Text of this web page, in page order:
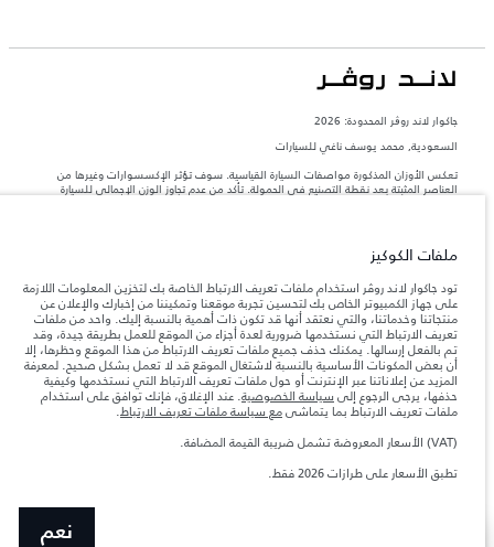
جاكوار لاند روڨر المحدودة: 2026
السعودية, محمد يوسف ناغي للسيارات
تعكس الأوزان المذكورة مواصفات السيارة القياسية. سوف تؤثر الإكسسوارات وغيرها من
العناصر المثبتة بعد نقطة التصنيع في الحمولة. تأكد من عدم تجاوز الوزن الإجمالي للسيارة
المعلومات والمواصفات والأسعار والألوان المذكورة على هذا الموقع قد تختلف من بلد إلى
آخر، كما أنّها قد تتغير بدون إشعار مسبق. الرجاء التواصل مع وكيلنا المحلي للتأكد من توفّرها
والتحقق من الأسعار.
ملاحظة مهمة حول الصور والمواصفات.إن النقص العالمي في أشباه الموصلات يؤثر حاليًا
في مواصفات تصميم السيارات وتوفر الخيارات وتوقيتات التصاميم. هذا ظرف ديناميكي
للغاية، ونتيجة لذلك، قد لا تمثّل الصور المستخدَمة ضمن موقع الويب حاليًا المواصفات الحالية
بالكامل بالنسبة إلى الميزات والخيارات والحلية ومجموعات الألوان. يرجى استشارة وكيلك الذي
سيتمكّن من تأكيد أي تقييدات حالية معك للسماح لك باتخاذ قرار مدروس
الأرقام المقدمة هي نتيجة لاختبارات المصنع الرسمية وفقاً لتشريعات الاتحاد الأوروبي. قد
يتباين استهلك الوقود الفعلي للمركبة عن ذلك المتحقق في تلك الاختبارات كما أن هذه
الأرقام بغرض المقارنة فحسب.
الأسعار تنطبق فقط على الطرازات المصنعة في عام 2026.
ملفات الكوكيز
تود جاكوار لاند روڤر استخدام ملفات تعريف الارتباط الخاصة بك لتخزين المعلومات اللازمة
على جهاز الكمبيوتر الخاص بك لتحسين تجربة موقعنا وتمكيننا من إخبارك والإعلان عن
منتجاتنا وخدماتنا، والتي نعتقد أنها قد تكون ذات أهمية بالنسبة إليك. واحد من ملفات
تعريف الارتباط التي نستخدمها ضرورية لعدة أجزاء من الموقع للعمل بطريقة جيدة، وقد
تم بالفعل إرسالها. يمكنك حذف جميع ملفات تعريف الارتباط من هذا الموقع وحظرها، إلا
أن بعض المكونات الأساسية بالنسبة لاشتغال الموقع قد لا تعمل بشكل صحيح. لمعرفة
المزيد عن إعلاناتنا عبر الإنترنت أو حول ملفات تعريف الارتباط التي نستخدمها وكيفية
حذفها، يرجى الرجوع إلى سياسة الخصوصية. عند الإغلاق، فإنك توافق على استخدام
ملفات تعريف الارتباط بما يتماشىمع سياسة ملفات تعريف الارتباط.
(VAT) الأسعار المعروضة تشمل ضريبة القيمة المضافة.
تطبق الأسعار على طرازات 2026 فقط.
نعم